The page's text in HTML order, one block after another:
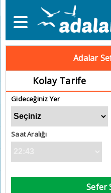
Adalar
Kolay Tarife
Gideceğiniz Yer
Saat Aralığı
Sefer